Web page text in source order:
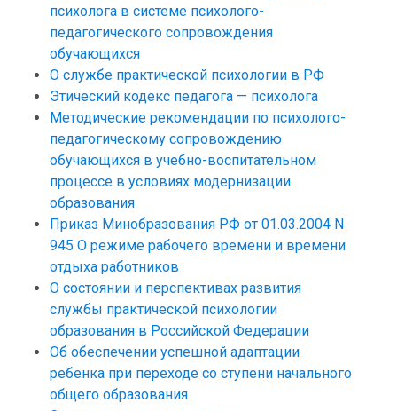
психолога в системе психолого-
педагогического сопровождения
обучающихся
О службе практической психологии в РФ
Этический кодекс педагога — психолога
Методические рекомендации по психолого-
педагогическому сопровождению
обучающихся в учебно-воспитательном
процессе в условиях модернизации
образования
Приказ Минобразования РФ от 01.03.2004 N
945 О режиме рабочего времени и времени
отдыха работников
О состоянии и перспективах развития
службы практической психологии
образования в Российской Федерации
Об обеспечении успешной адаптации
ребенка при переходе со ступени начального
общего образования